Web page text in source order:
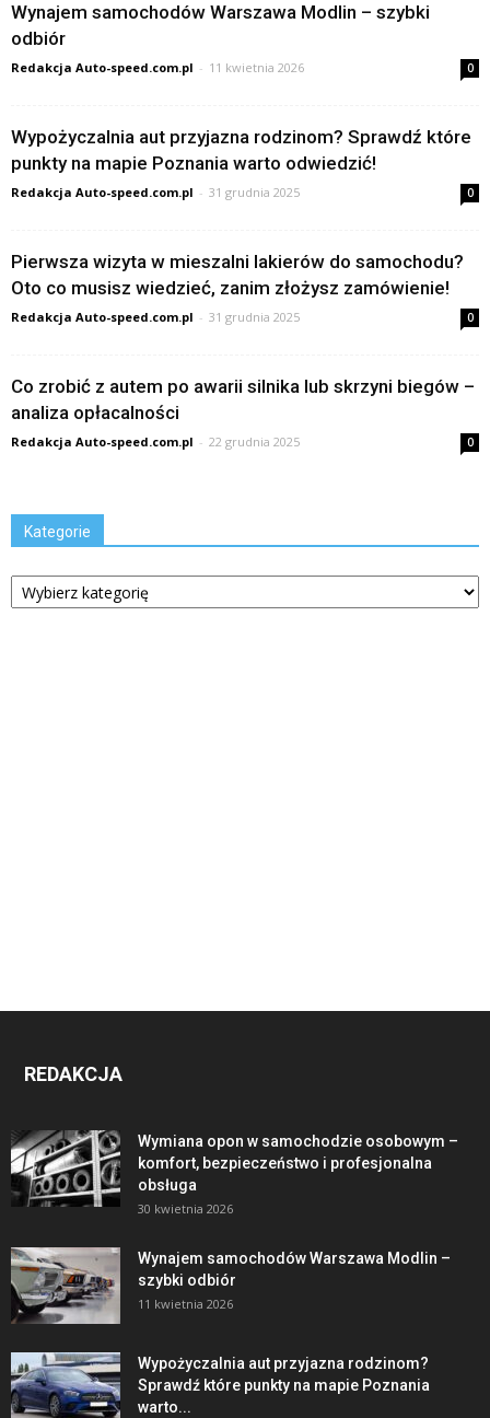
Wynajem samochodów Warszawa Modlin – szybki
odbiór
Redakcja Auto-speed.com.pl - 11 kwietnia 2026 0
Wypożyczalnia aut przyjazna rodzinom? Sprawdź które
punkty na mapie Poznania warto odwiedzić!
Redakcja Auto-speed.com.pl - 31 grudnia 2025 0
Pierwsza wizyta w mieszalni lakierów do samochodu?
Oto co musisz wiedzieć, zanim złożysz zamówienie!
Redakcja Auto-speed.com.pl - 31 grudnia 2025 0
Co zrobić z autem po awarii silnika lub skrzyni biegów –
analiza opłacalności
Redakcja Auto-speed.com.pl - 22 grudnia 2025 0
Kategorie
Kategorie
REDAKCJA
Wymiana opon w samochodzie osobowym –
komfort, bezpieczeństwo i profesjonalna
obsługa
30 kwietnia 2026
Wynajem samochodów Warszawa Modlin –
szybki odbiór
11 kwietnia 2026
Wypożyczalnia aut przyjazna rodzinom?
Sprawdź które punkty na mapie Poznania
warto...